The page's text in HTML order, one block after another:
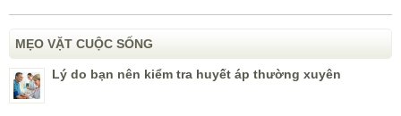
MẸO VẶT CUỘC SỐNG
Lý do bạn nên kiểm tra huyết áp thường xuyên